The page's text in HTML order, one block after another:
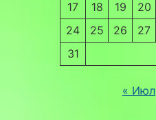
17
18 19 20
24
25 26 27
31
« Июл